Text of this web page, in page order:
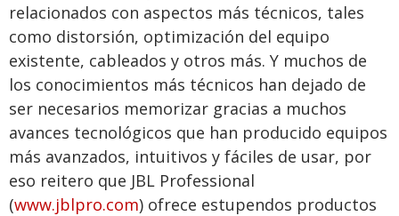
relacionados con aspectos más técnicos, tales
como distorsión, optimización del equipo
existente, cableados y otros más. Y muchos de
los conocimientos más técnicos han dejado de
ser necesarios memorizar gracias a muchos
avances tecnológicos que han producido equipos
más avanzados, intuitivos y fáciles de usar, por
eso reitero que JBL Professional
(www.jblpro.com) ofrece estupendos productos